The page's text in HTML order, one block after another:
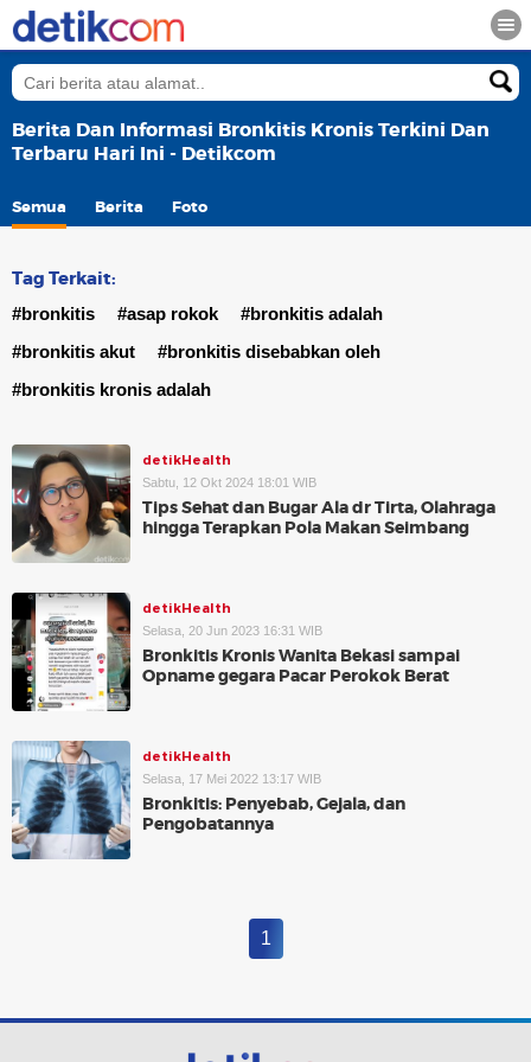
Berita Dan Informasi Bronkitis Kronis Terkini Dan
Terbaru Hari Ini - Detikcom
Semua Berita Foto
Tag Terkait:
#bronkitis #asap rokok
#bronkitis adalah
#bronkitis akut
#bronkitis disebabkan oleh
#bronkitis kronis adalah
detikHealth
Sabtu, 12 Okt 2024 18:01 WIB
Tips Sehat dan Bugar Ala dr Tirta, Olahraga
hingga Terapkan Pola Makan Seimbang
detikHealth
Selasa, 20 Jun 2023 16:31 WIB
Bronkitis Kronis Wanita Bekasi sampai
Opname gegara Pacar Perokok Berat
detikHealth
Selasa, 17 Mei 2022 13:17 WIB
Bronkitis: Penyebab, Gejala, dan
Pengobatannya
1